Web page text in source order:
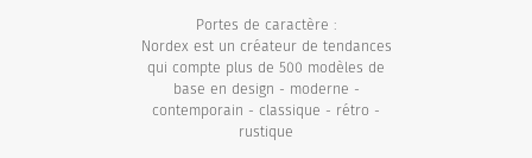
Portes de caractère :
Nordex est un créateur de tendances
qui compte plus de 500 modèles de
base en design - moderne -
contemporain - classique - rétro -
rustique